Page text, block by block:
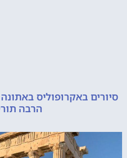
באקרופוליס באתונה אחרי
הרבה תורים